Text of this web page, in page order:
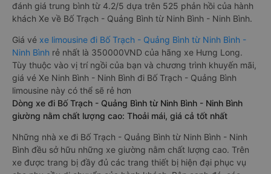
đánh giá trung bình từ 4.2/5 dựa trên 525 phản hồi của hành
khách Xe về Bố Trạch - Quảng Bình từ Ninh Bình - Ninh Bình.
Giá vé xe limousine đi Bố Trạch - Quảng Bình từ Ninh Bình -
Ninh Bình rẻ nhất là 350000VND của hãng xe Hưng Long.
Tùy thuộc vào vị trí ngồi của bạn và chương trình khuyến mãi,
giá vé Xe Ninh Bình - Ninh Bình đi Bố Trạch - Quảng Bình
limousine này có thể sẽ rẻ hơn
Dòng xe đi Bố Trạch - Quảng Bình từ Ninh Bình - Ninh Bình
giường nằm chất lượng cao: Thoải mái, giá cả tốt nhất
Những nhà xe đi Bố Trạch - Quảng Bình từ Ninh Bình - Ninh
Bình đều sở hữu những xe giường nằm chất lượng cao. Trên
xe được trang bị đầy đủ các trang thiết bị hiện đại phục vụ